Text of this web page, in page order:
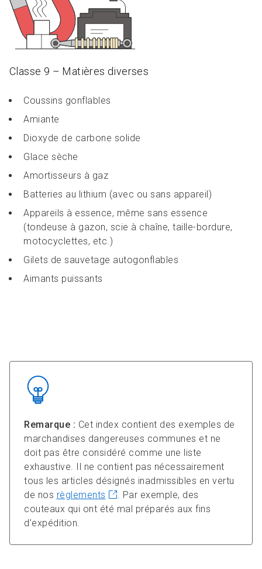
Classe 9 – Matières diverses
Coussins gonflables
Amiante
Dioxyde de carbone solide
Glace sèche
Amortisseurs à gaz
Batteries au lithium (avec ou sans appareil)
Appareils à essence, même sans essence
(tondeuse à gazon, scie à chaîne, taille-bordure,
motocyclettes, etc.)
Gilets de sauvetage autogonflables
Aimants puissants
Remarque : Cet index contient des exemples de
marchandises dangereuses communes et ne
doit pas être considéré comme une liste
exhaustive. Il ne contient pas nécessairement
tous les articles désignés inadmissibles en vertu
de nos règlements
. Par exemple, des
couteaux qui ont été mal préparés aux fins
d’expédition.